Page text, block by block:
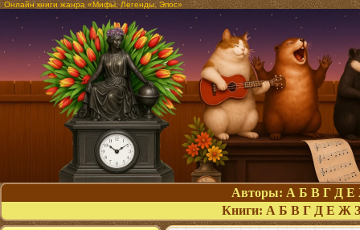
Онлайн книги жанра «Мифы. Легенды. Эпос»
Авторы: А Б В Г Д Е
Книги: А Б В Г Д Е Ж З